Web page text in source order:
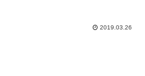
うのは重要だ。macOS を利用してい
2019.03.26